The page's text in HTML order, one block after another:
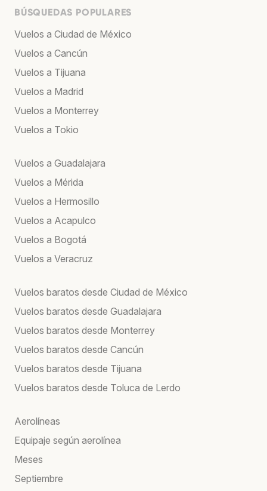
BÚSQUEDAS POPULARES
Vuelos a Ciudad de México
Vuelos a Cancún
Vuelos a Tijuana
Vuelos a Madrid
Vuelos a Monterrey
Vuelos a Tokio
Vuelos a Guadalajara
Vuelos a Mérida
Vuelos a Hermosillo
Vuelos a Acapulco
Vuelos a Bogotá
Vuelos a Veracruz
Vuelos baratos desde Ciudad de México
Vuelos baratos desde Guadalajara
Vuelos baratos desde Monterrey
Vuelos baratos desde Cancún
Vuelos baratos desde Tijuana
Vuelos baratos desde Toluca de Lerdo
Aerolíneas
Equipaje según aerolínea
Meses
Septiembre